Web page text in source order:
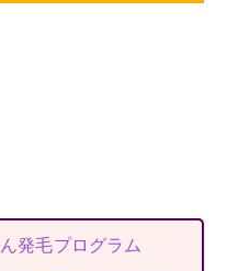
発毛プログラム